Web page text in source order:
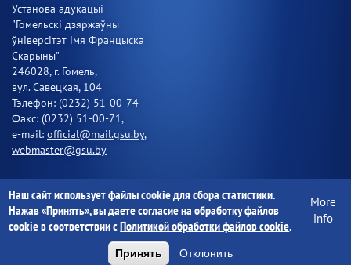
Установа адукацыі
"Гомельскі дзяржаўны
ўніверсітэт імя Францыска
Скарыны"
246028, г. Гомель,
вул. Савецкая, 104
Тэлефон: (0232) 51-00-74
Факс: (0232) 51-00-71,
e-mail: official@mail.gsu.by,
webmaster@gsu.by
Установа адукацыі "Гомельскі дзяржаўны ўніверсітэт імя
Францыска Скарыны" 1997-2020
Наш сайт использует файлы cookie для сбора статистики.
Нажав «Принять», вы даете согласие на обработку файлов
cookie в соответствии сПолитикой обработки файлов cookie.
More
info
Принять Отклонить